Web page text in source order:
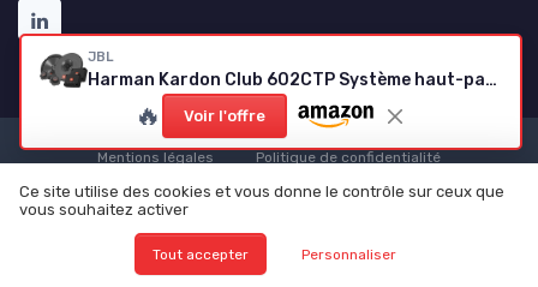
JBL
Harman Kardon Club 602CTP Système haut-parleur voiture
🔥 Voir l'offre
Mentions légales
Politique de confidentialité
© La piece auto 2026
Ce site utilise des cookies et vous donne le contrôle sur ceux que
vous souhaitez activer
Tout accepter Personnaliser